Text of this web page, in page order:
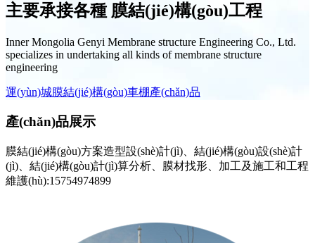
主要承接各種 膜結(jié)構(gòu)工程
Inner Mongolia Genyi Membrane structure Engineering Co., Ltd.
specializes in undertaking all kinds of membrane structure
engineering
運(yùn)城膜結(jié)構(gòu)車棚產(chǎn)品
產(chǎn)品展示
膜結(jié)構(gòu)方案造型設(shè)計(jì)、結(jié)構(gòu)設(shè)計
(jì)、結(jié)構(gòu)計(jì)算分析、膜材找形、加工及施工和工程
維護(hù):15754974899